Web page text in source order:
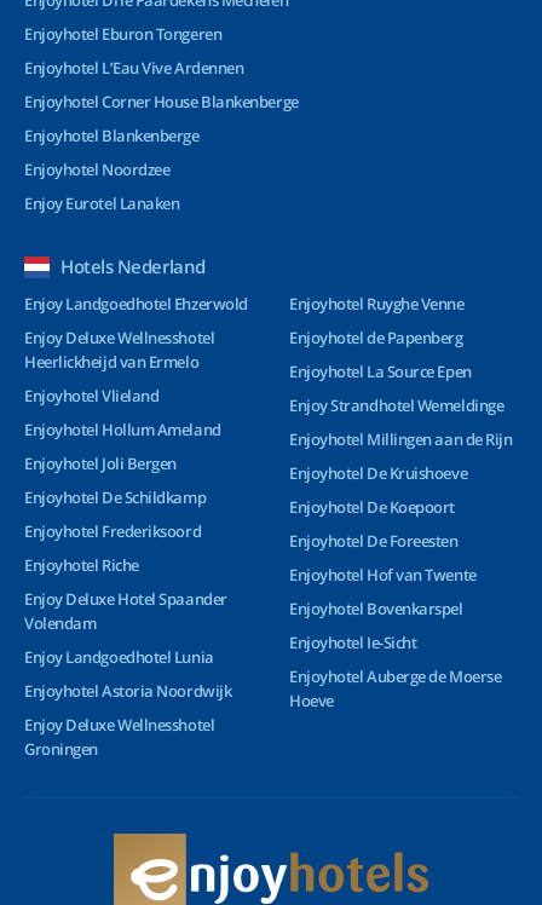
Enjoyhotel Eburon Tongeren
Enjoyhotel L’Eau Vive Ardennen
Enjoyhotel Corner House Blankenberge
Enjoyhotel Blankenberge
Enjoyhotel Noordzee
Enjoy Eurotel Lanaken
Hotels Nederland
Enjoy Landgoedhotel Ehzerwold
Enjoy Deluxe Wellnesshotel
Heerlickheijd van Ermelo
Enjoyhotel Vlieland
Enjoyhotel Hollum Ameland
Enjoyhotel Joli Bergen
Enjoyhotel De Schildkamp
Enjoyhotel Frederiksoord
Enjoyhotel Riche
Enjoy Deluxe Hotel Spaander
Volendam
Enjoy Landgoedhotel Lunia
Enjoyhotel Astoria Noordwijk
Enjoy Deluxe Wellnesshotel
Groningen
Enjoyhotel Ruyghe Venne
Enjoyhotel de Papenberg
Enjoyhotel La Source Epen
Enjoy Strandhotel Wemeldinge
Enjoyhotel Millingen aan de Rijn
Enjoyhotel De Kruishoeve
Enjoyhotel De Koepoort
Enjoyhotel De Foreesten
Enjoyhotel Hof van Twente
Enjoyhotel Bovenkarspel
Enjoyhotel Ie-Sicht
Enjoyhotel Auberge de Moerse
Hoeve